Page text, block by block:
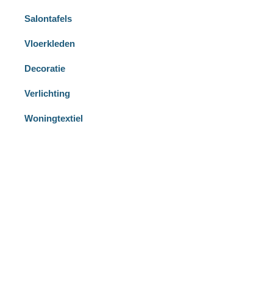
Salontafels
Vloerkleden
Decoratie
Verlichting
Woningtextiel